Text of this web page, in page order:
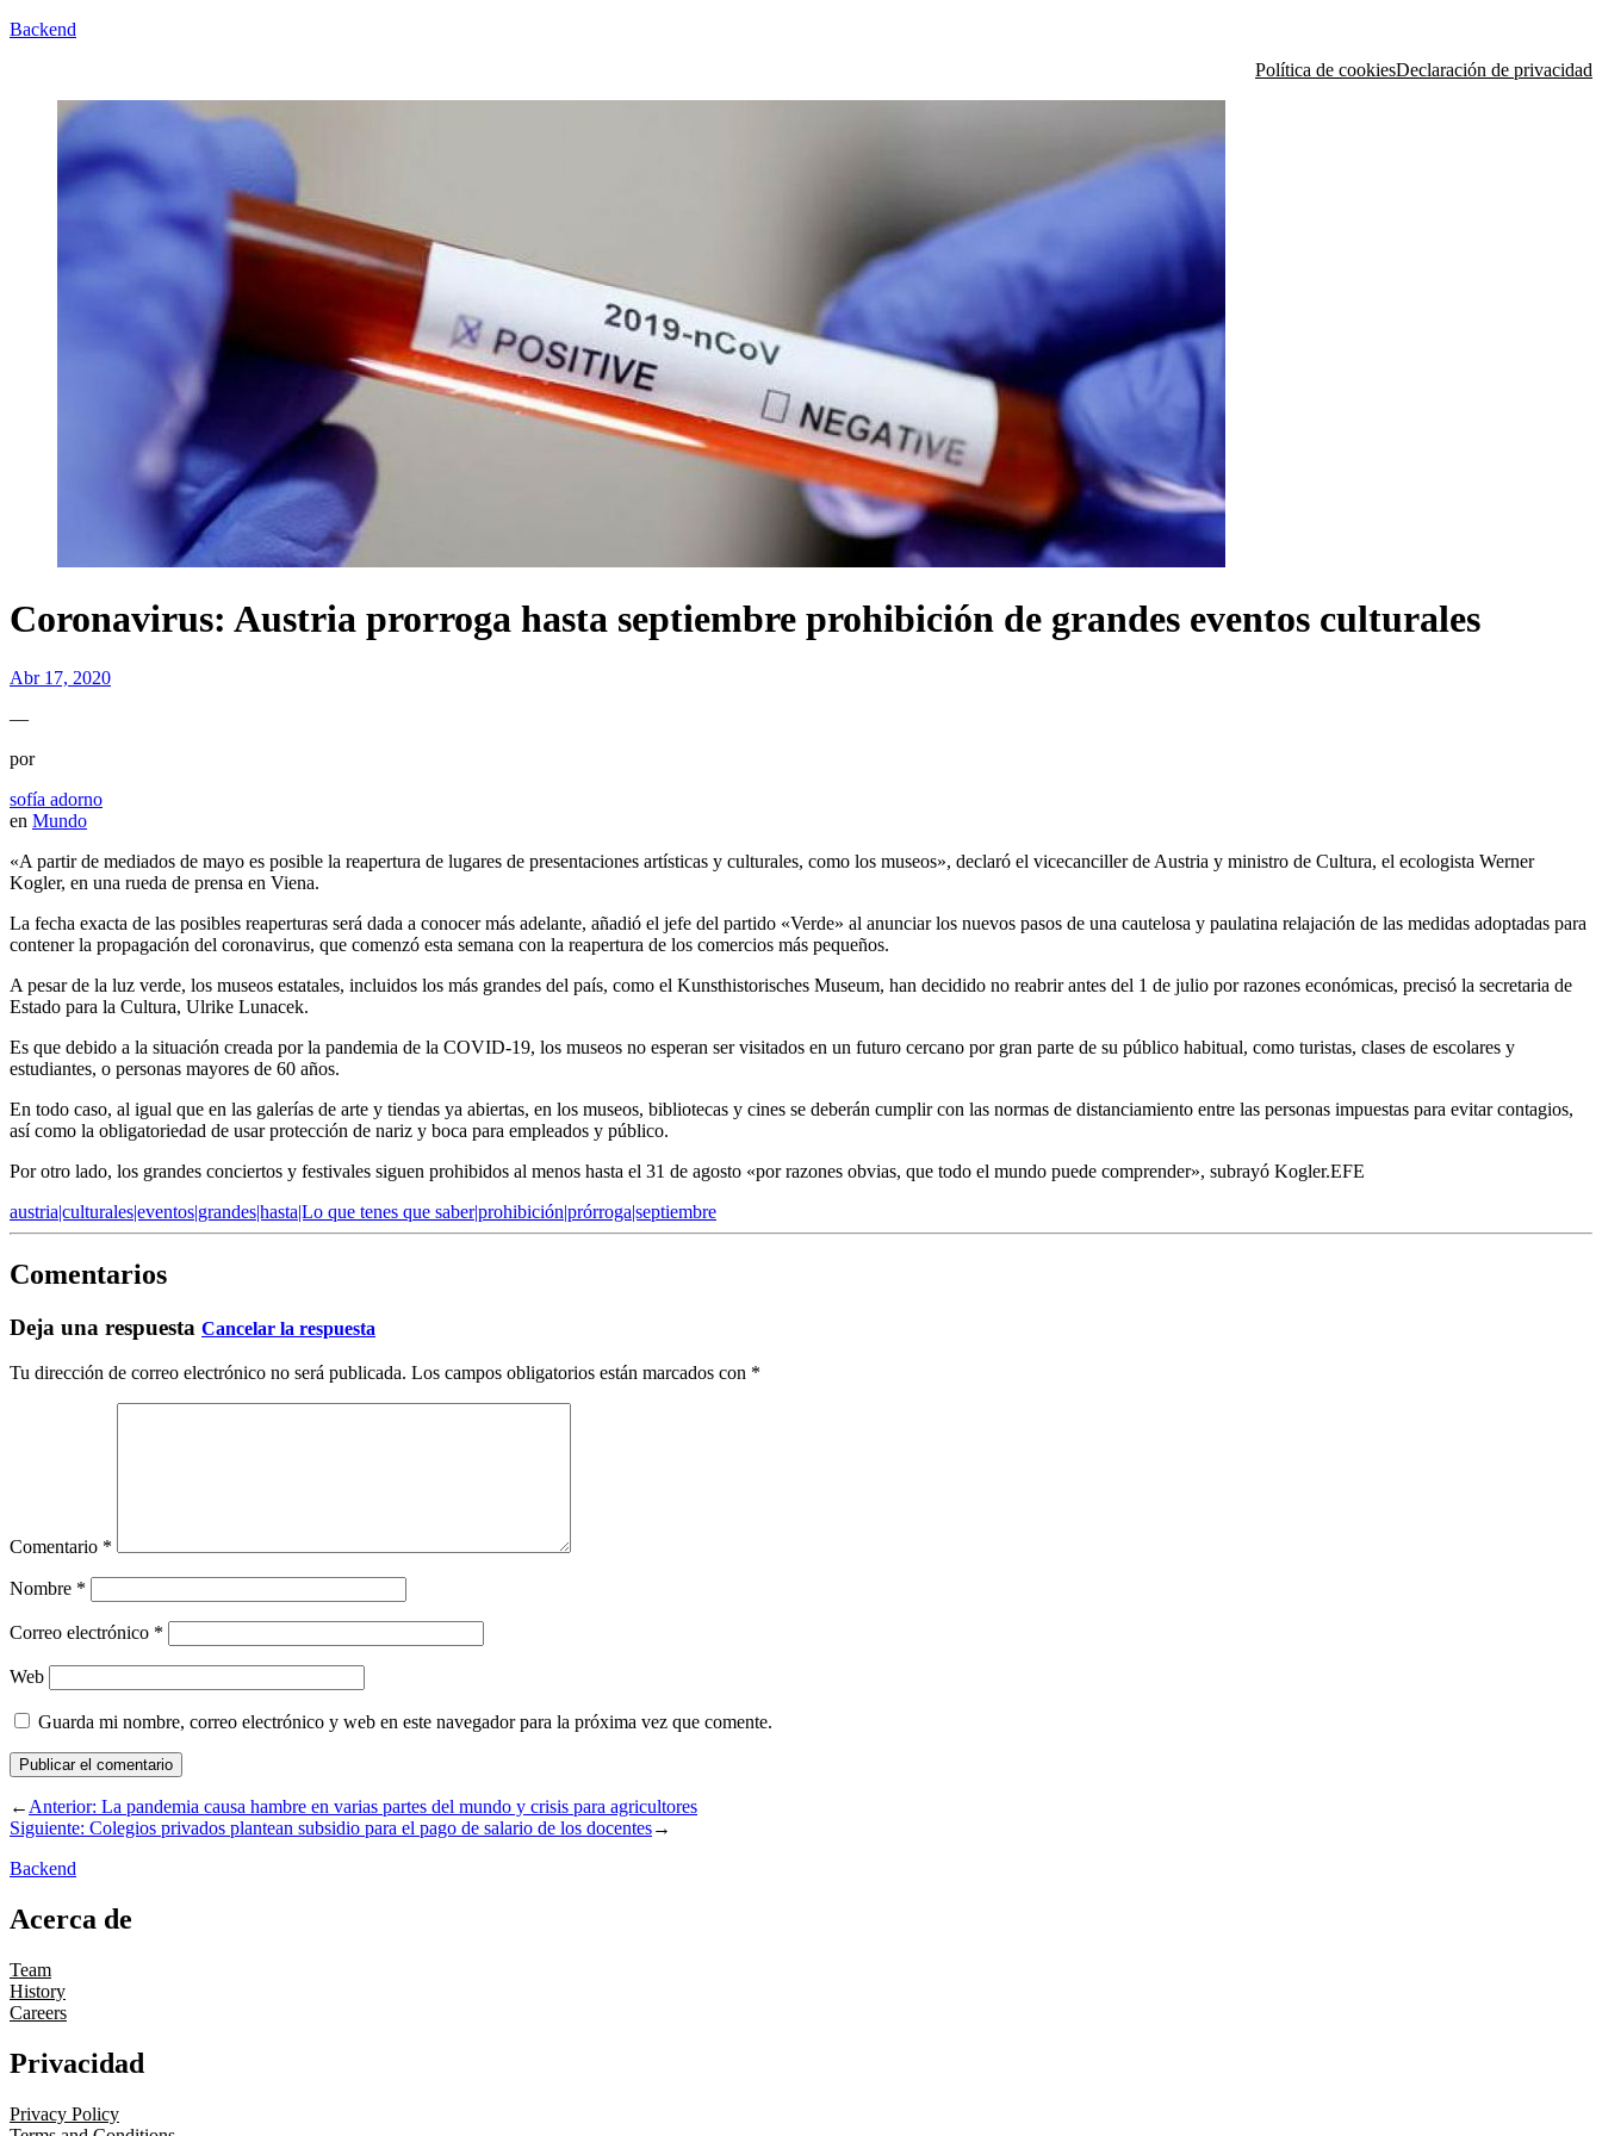
Backend
Política de cookiesDeclaración de privacidad
Coronavirus: Austria prorroga hasta septiembre prohibición de grandes eventos culturales
Abr 17, 2020
—
por
sofía adorno
en Mundo
«A partir de mediados de mayo es posible la reapertura de lugares de presentaciones artísticas y culturales, como los museos», declaró el vicecanciller de Austria y ministro de Cultura, el ecologista Werner
Kogler, en una rueda de prensa en Viena.
La fecha exacta de las posibles reaperturas será dada a conocer más adelante, añadió el jefe del partido «Verde» al anunciar los nuevos pasos de una cautelosa y paulatina relajación de las medidas adoptadas para
contener la propagación del coronavirus, que comenzó esta semana con la reapertura de los comercios más pequeños.
A pesar de la luz verde, los museos estatales, incluidos los más grandes del país, como el Kunsthistorisches Museum, han decidido no reabrir antes del 1 de julio por razones económicas, precisó la secretaria de
Estado para la Cultura, Ulrike Lunacek.
Es que debido a la situación creada por la pandemia de la COVID-19, los museos no esperan ser visitados en un futuro cercano por gran parte de su público habitual, como turistas, clases de escolares y
estudiantes, o personas mayores de 60 años.
En todo caso, al igual que en las galerías de arte y tiendas ya abiertas, en los museos, bibliotecas y cines se deberán cumplir con las normas de distanciamiento entre las personas impuestas para evitar contagios,
así como la obligatoriedad de usar protección de nariz y boca para empleados y público.
Por otro lado, los grandes conciertos y festivales siguen prohibidos al menos hasta el 31 de agosto «por razones obvias, que todo el mundo puede comprender», subrayó Kogler.EFE
austria|culturales|eventos|grandes|hasta|Lo que tenes que saber|prohibición|prórroga|septiembre
Comentarios
Deja una respuesta Cancelar la respuesta
Tu dirección de correo electrónico no será publicada. Los campos obligatorios están marcados con *
Comentario *
Nombre *
Correo electrónico *
Web
Guarda mi nombre, correo electrónico y web en este navegador para la próxima vez que comente.
←Anterior: La pandemia causa hambre en varias partes del mundo y crisis para agricultores
Siguiente: Colegios privados plantean subsidio para el pago de salario de los docentes→
Backend
Acerca de
Team
History
Careers
Privacidad
Privacy Policy